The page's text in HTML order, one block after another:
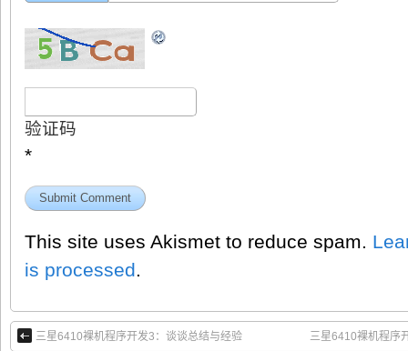
验证码
*
This site uses Akismet to reduce spam.
is processed.
三星6410裸机程序开发3：谈谈总结与经验 三星6410裸机程序